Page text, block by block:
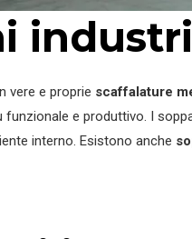
vere e proprie scaffalature
e produttivo. I
interno. Esistono anche